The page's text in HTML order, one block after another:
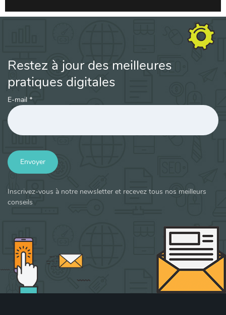
Restez à jour des meilleures
pratiques digitales
E-mail *
Envoyer
Inscrivez-vous à notre newsletter et recevez tous nos meilleurs
conseils